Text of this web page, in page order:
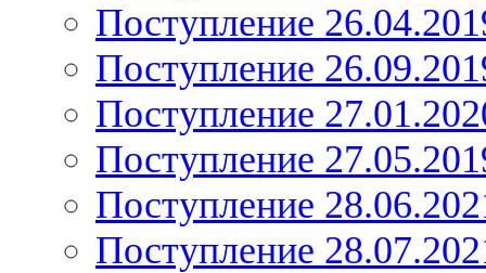
Поступление
Поступление
Поступление
Поступление
Поступление
Поступление